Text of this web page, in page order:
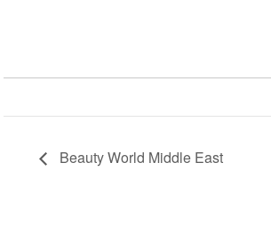
Beauty World Middle East